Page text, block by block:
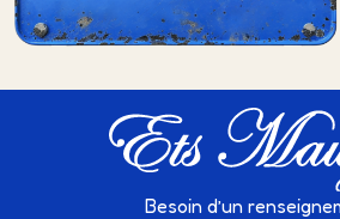
Besoin d’un